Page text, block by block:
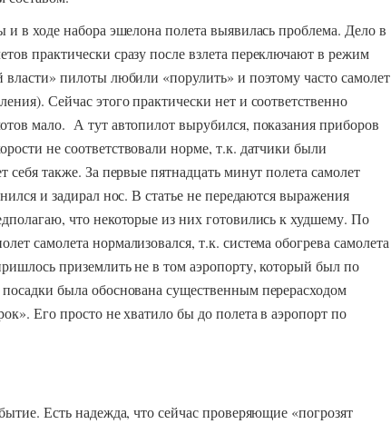
и в ходе набора эшелона полета выявилась проблема. Дело в
практически сразу после взлета переключают в режим
власти» пилоты любили «порулить» и поэтому часто самолет
Сейчас этого практически нет и соответственно
мало. А тут автопилот вырубился, показания приборов
не соответствовали норме, т.к. датчики были
себя также. За первые пятнадцать минут полета самолет
и задирал нос. В статье не передаются выражения
что некоторые из них готовились к худшему. По
самолета нормализовался, т.к. система обогрева самолета
приземлить не в том аэропорту, который был по
была обоснована существенным перерасходом
Его просто не хватило бы до полета в аэропорт по
Есть надежда, что сейчас проверяющие «погрозят